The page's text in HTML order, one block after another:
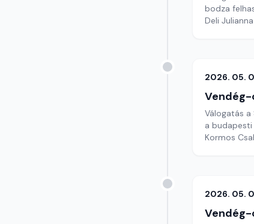
bodza
Deli
2026. 05.
Válogatás a
a budapesti
Kormos
2026. 05.